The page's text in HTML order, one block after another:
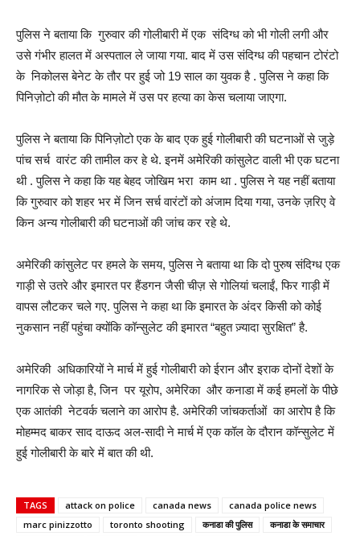
पुलिस ने बताया कि गुरुवार की गोलीबारी में एक संदिग्ध को भी गोली लगी और
उसे गंभीर हालत में अस्पताल ले जाया गया. बाद में उस संदिग्ध की पहचान टोरंटो
के निकोलस बेनेट के तौर पर हुई जो 19 साल का युवक है . पुलिस ने कहा कि
पिनिज़ोटो की मौत के मामले में उस पर हत्या का केस चलाया जाएगा.
पुलिस ने बताया कि पिनिज़ोटो एक के बाद एक हुई गोलीबारी की घटनाओं से जुड़े
पांच सर्च वारंट की तामील कर हे थे. इनमें अमेरिकी कांसुलेट वाली भी एक घटना
थी . पुलिस ने कहा कि यह बेहद जोखिम भरा काम था . पुलिस ने यह नहीं बताया
कि गुरुवार को शहर भर में जिन सर्च वारंटों को अंजाम दिया गया, उनके ज़रिए वे
किन अन्य गोलीबारी की घटनाओं की जांच कर रहे थे.
अमेरिकी कांसुलेट पर हमले के समय, पुलिस ने बताया था कि दो पुरुष संदिग्ध एक
गाड़ी से उतरे और इमारत पर हैंडगन जैसी चीज़ से गोलियां चलाईं, फिर गाड़ी में
वापस लौटकर चले गए. पुलिस ने कहा था कि इमारत के अंदर किसी को कोई
नुकसान नहीं पहुंचा क्योंकि कॉन्सुलेट की इमारत “बहुत ज़्यादा सुरक्षित” है.
अमेरिकी अधिकारियों ने मार्च में हुई गोलीबारी को ईरान और इराक दोनों देशों के
नागरिक से जोड़ा है, जिन पर यूरोप, अमेरिका और कनाडा में कई हमलों के पीछे
एक आतंकी नेटवर्क चलाने का आरोप है. अमेरिकी जांचकर्ताओं का आरोप है कि
मोहम्मद बाकर साद दाऊद अल-सादी ने मार्च में एक कॉल के दौरान कॉन्सुलेट में
हुई गोलीबारी के बारे में बात की थी.
TAGS attack on police canada news
canada police news
marc pinizzotto
toronto shooting कनाडा की पुलिस
कनाडा के समाचार